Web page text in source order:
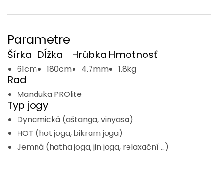
Parametre
Šírka
61cm
Dĺžka
180cm
Hrúbka
4.7mm
Hmotnosť
1.8kg
Rad
Manduka PROlite
Typ jogy
Dynamická (aštanga, vinyasa)
HOT (hot joga, bikram joga)
Jemná (hatha joga, jin joga, relaxační ...)